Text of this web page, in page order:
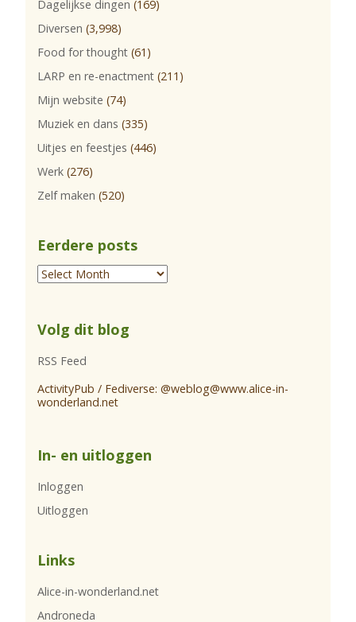
Dagelijkse dingen (169)
Diversen (3,998)
Food for thought (61)
LARP en re-enactment (211)
Mijn website (74)
Muziek en dans (335)
Uitjes en feestjes (446)
Werk (276)
Zelf maken (520)
Eerdere posts
Volg dit blog
RSS Feed
ActivityPub / Fediverse: @weblog@www.alice-in-
wonderland.net
In- en uitloggen
Inloggen
Uitloggen
Links
Alice-in-wonderland.net
Androneda